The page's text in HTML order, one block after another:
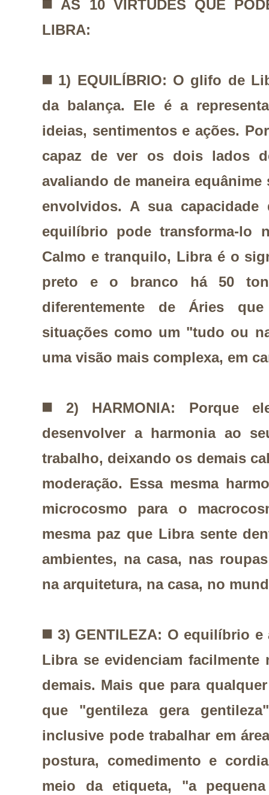
◼️ AS 10 VIRTUDES QUE
LIBRA:
◼️ 1) EQUILÍBRIO: O glifo de
da balança. Ele é a
ideias, sentimentos e ações.
capaz de ver os dois lados
avaliando de maneira
envolvidos. A sua
equilíbrio pode transforma-lo
Calmo e tranquilo, Libra é o
preto e o branco há 50
diferentemente de Áries que
situações como um "tudo ou
uma visão mais complexa, em
◼️ 2) HARMONIA: Porque
desenvolver a harmonia ao
trabalho, deixando os demais
moderação. Essa mesma
microcosmo para o
mesma paz que Libra sente
ambientes, na casa, nas
na arquitetura, na casa, no
◼️ 3) GENTILEZA: O equilíbrio
Libra se evidenciam facilmente
demais. Mais que para
que "gentileza gera
inclusive pode trabalhar em
postura, comedimento e
meio da etiqueta, "a